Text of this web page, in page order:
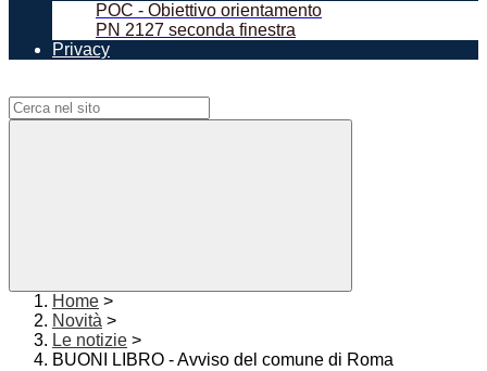
POC - Obiettivo orientamento
PN 2127 seconda finestra
Privacy
Home >
Novità >
Le notizie >
BUONI LIBRO - Avviso del comune di Roma